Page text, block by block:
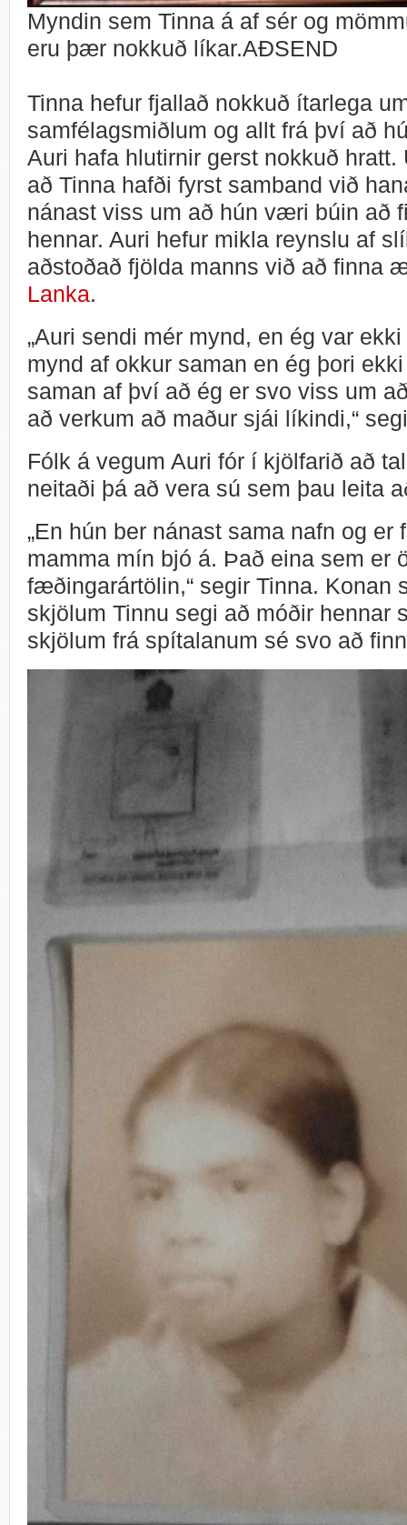
Myndin sem Tinna á af sér og
eru þær nokkuð líkar.AÐSEND
Tinna hefur fjallað nokkuð ítarlega
samfélagsmiðlum og allt frá því að
Auri hafa hlutirnir gerst nokkuð
að Tinna hafði fyrst samband við
nánast viss um að hún væri búin að
hennar. Auri hefur mikla reynslu af
aðstoðað fjölda manns við að finna
Lanka.
„Auri sendi mér mynd, en ég var
mynd af okkur saman en ég þori
saman af því að ég er svo viss um
að verkum að maður sjái líkindi,“
Fólk á vegum Auri fór í kjölfarið að
neitaði þá að vera sú sem þau leita
„En hún ber nánast sama nafn og
mamma mín bjó á. Það eina sem er
fæðingarártölin,“ segir Tinna. Konan
skjölum Tinnu segi að móðir hennar
skjölum frá spítalanum sé svo að